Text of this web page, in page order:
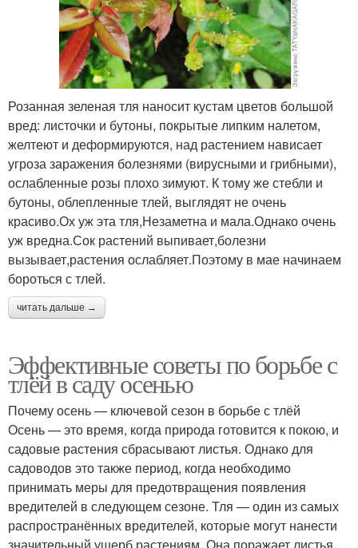
Розанная зеленая тля наносит кустам цветов большой
вред: листочки и бутоны, покрытые липким налетом,
желтеют и деформируются, над растением нависает
угроза заражения болезнями (вирусными и грибными),
ослабленные розы плохо зимуют. К тому же стебли и
бутоны, облепленные тлей, выглядят не очень
красиво.Ох уж эта тля,Незаметна и мала.Однако очень
уж вредна.Сок растений выпивает,болезни
вызывает,растения ослабляет.Поэтому в мае начинаем
бороться с тлей.
читать дальше →
Эффективные советы по борьбе с
тлёй в саду осенью
Почему осень — ключевой сезон в борьбе с тлёй
Осень — это время, когда природа готовится к покою, и
садовые растения сбрасывают листья. Однако для
садоводов это также период, когда необходимо
принимать меры для предотвращения появления
вредителей в следующем сезоне. Тля — один из самых
распространённых вредителей, которые могут нанести
значительный ущерб растениям. Она поражает листья,